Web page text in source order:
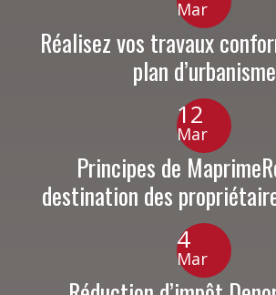
Mar
Réalisez vos travaux
plan d’urbanisme
12
Mar
Principes de
destination des
4
Mar